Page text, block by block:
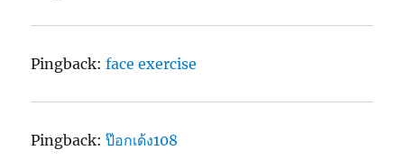
Pingback:face exercise
Pingback:ป๊อกเด้ง108